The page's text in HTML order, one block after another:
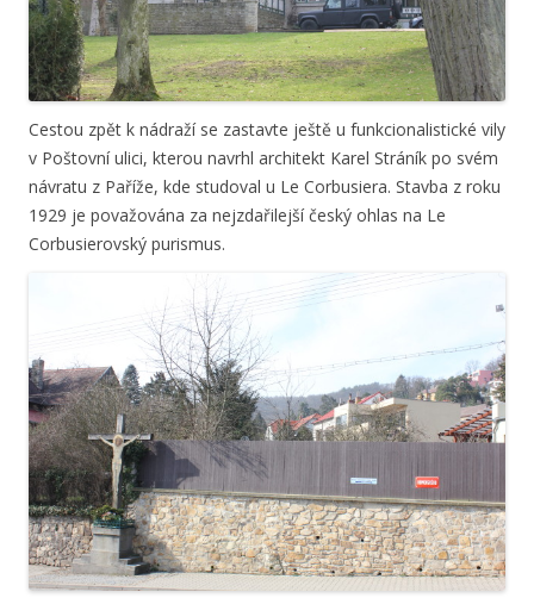
Cestou zpět k nádraží se zastavte ještě u funkcionalistické vily
v Poštovní ulici, kterou navrhl architekt Karel Stráník po svém
návratu z Paříže, kde studoval u Le Corbusiera. Stavba z roku
1929 je považována za nejzdařilejší český ohlas na Le
Corbusierovský purismus.